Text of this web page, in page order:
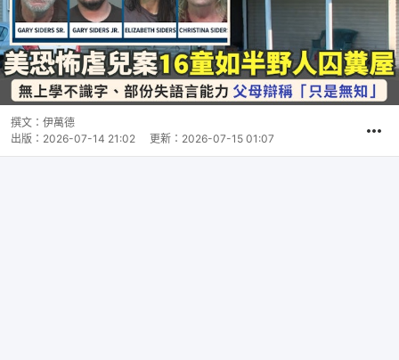
撰文： 伊萬德
出版： 2026-07-14 21:02 更新： 2026-07-15 01:07